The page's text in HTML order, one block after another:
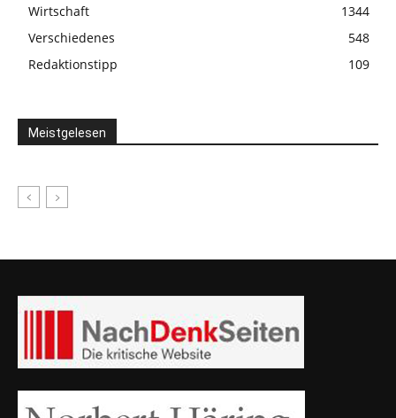
Wirtschaft
1344
Verschiedenes
548
Redaktionstipp
109
Meistgelesen